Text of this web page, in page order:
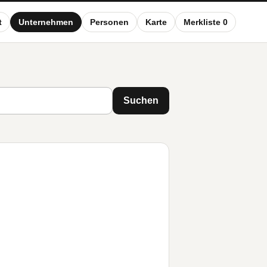
Unternehmen Personen Karte Merkliste 0
Suchen